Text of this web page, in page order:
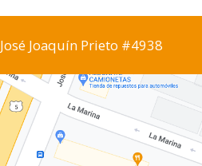
José Joaquín Prieto #4938